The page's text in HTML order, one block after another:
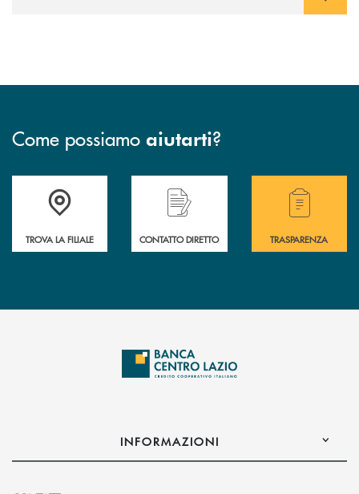
Come possiamo aiutarti?
Accedi all'elenco completo delle filiali .
TROVA LA FILIALE
Hai bisogno di assistenza immediata o vuoi
CONTATTO DIRETTO
Hai bisogno di
TRASPARENZA
INFORMAZIONI